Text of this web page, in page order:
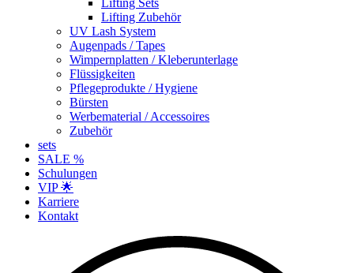
Lifting Sets
Lifting Zubehör
UV Lash System
Augenpads / Tapes
Wimpernplatten / Kleberunterlage
Flüssigkeiten
Pflegeprodukte / Hygiene
Bürsten
Werbematerial / Accessoires
Zubehör
sets
SALE %
Schulungen
VIP 🌟
Karriere
Kontakt